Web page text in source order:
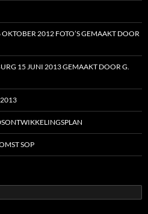
2012 FOTO’S GEMAAKT DOOR
15 JUNI 2013 GEMAAKT DOOR G.
SOP